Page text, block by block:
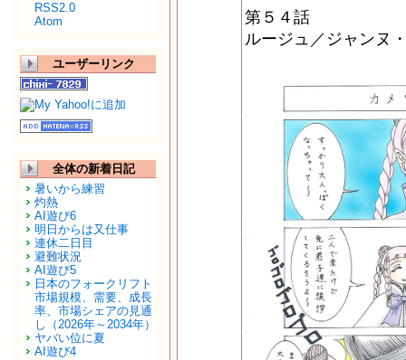
RSS2.0
Atom
ユーザーリンク
全体の新着日記
暑いから練習
灼熱
AI遊び6
明日からは又仕事
連休二日目
避難状況
AI遊び5
日本のフォークリフト
市場規模、需要、成長
率、市場シェアの見通
し（2026年～2034年）
ヤバい位に夏
AI遊び4
第５４話
ルージュ／ジャンヌ